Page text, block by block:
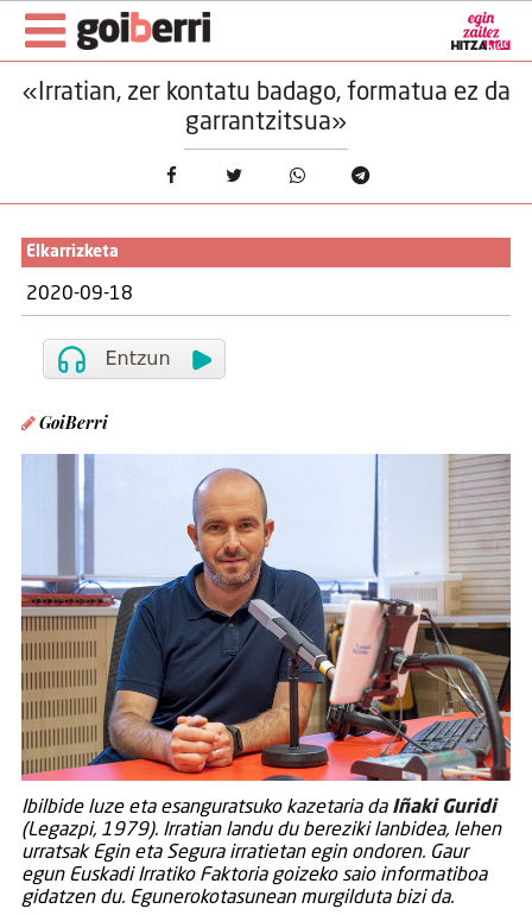
«Irratian, zer kontatu badago, formatua ez da
garrantzitsua»
Elkarrizketa
2020-09-18
GoiBerri
Ibilbide luze eta esanguratsuko kazetaria da Iñaki Guridi
(Legazpi, 1979). Irratian landu du bereziki lanbidea, lehen
urratsak Egin eta Segura irratietan egin ondoren. Gaur
egun Euskadi Irratiko Faktoria goizeko saio informatiboa
gidatzen du. Egunerokotasunean murgilduta bizi da.